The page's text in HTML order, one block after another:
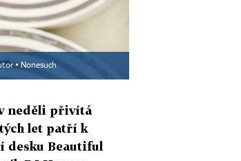
▪ Nonesuch
neděli přivítá
let patří k
desku Beautiful